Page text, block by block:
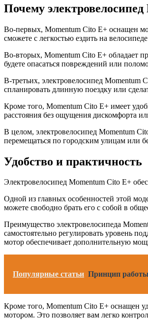
Почему
Во-первых, Momentum Cito E+ оснащен
сможете с легкостью ездить на
Во-вторых, Momentum Cito E+ обладает
будете опасаться повреждений или
В-третьих, электровелосипед Momentum
спланировать длинную поездку или
Кроме того, Momentum Cito E+ имеет
расстояния без ощущения дискомфорта
В целом, электровелосипед Momentum
перемещаться по городским улицам или
Удобство и практичность
Электровелосипед Momentum Cito E+
Одной из главных особенностей этой
можете свободно брать его с собой в
Преимущество электровелосипеда
самостоятельно регулировать уровень
мотор обеспечивает дополнительную
Популярные статьи Принцип работы
Кроме того, Momentum Cito E+ оснащен
мотором. Это позволяет вам легко